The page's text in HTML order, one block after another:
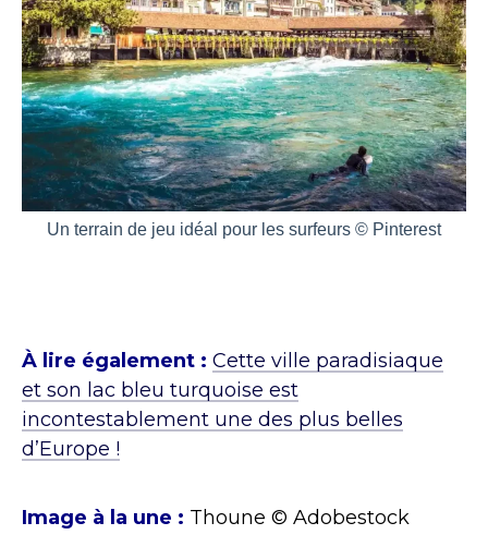
Un terrain de jeu idéal pour les surfeurs © Pinterest
À lire également : Cette ville paradisiaque
et son lac bleu turquoise est
incontestablement une des plus belles
d’Europe !
Image à la une : Thoune © Adobestock